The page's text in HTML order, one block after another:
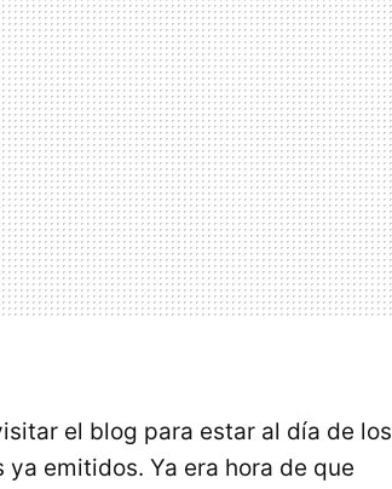
el blog para estar al día de los
emitidos. Ya era hora de que